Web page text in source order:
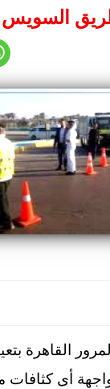
السويس
القاهرة
أى كثافات